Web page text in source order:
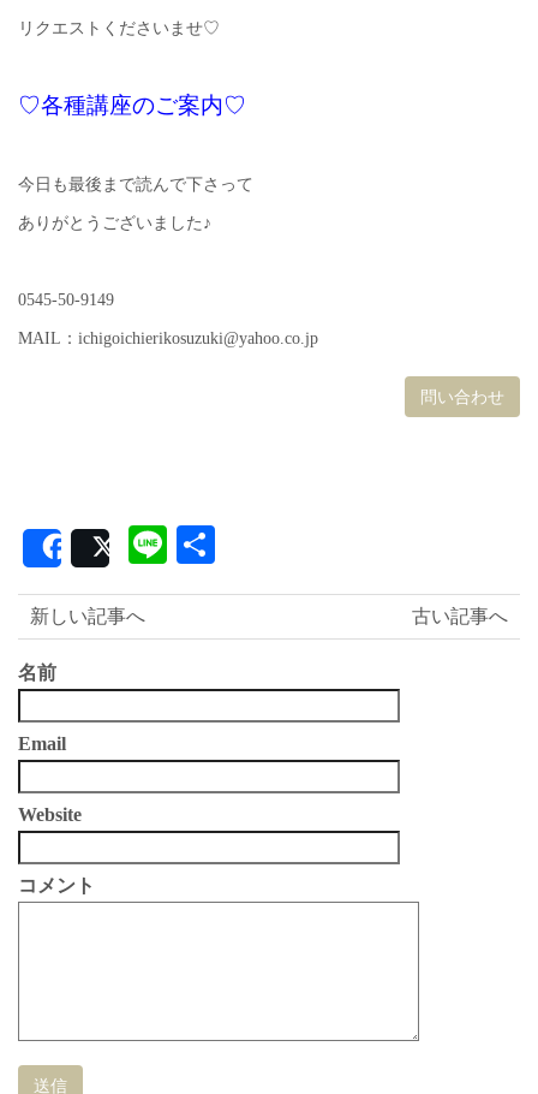
リクエストくださいませ♡
♡各種講座のご案内♡
今日も最後まで読んで下さって
ありがとうございました♪
0545-50-9149
MAIL：ichigoichierikosuzuki@yahoo.co.jp
問い合わせ
SharePost Line
有
古い記事へ
新しい記事へ
名前
Email
Website
コメント